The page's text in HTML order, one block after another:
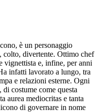
è un personaggio
colto, divertente. Ottimo chef
vignettista e, infine, per anni
infatti lavorato a lungo, tra
e relazioni esterne. Ogni
costume come questa
aurea mediocritas e tanta
di governare in nome